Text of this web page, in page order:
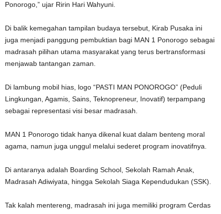
Ponorogo,” ujar Ririn Hari Wahyuni.
Di balik kemegahan tampilan budaya tersebut, Kirab Pusaka ini
juga menjadi panggung pembuktian bagi MAN 1 Ponorogo sebagai
madrasah pilihan utama masyarakat yang terus bertransformasi
menjawab tantangan zaman.
Di lambung mobil hias, logo “PASTI MAN PONOROGO” (Peduli
Lingkungan, Agamis, Sains, Teknopreneur, Inovatif) terpampang
sebagai representasi visi besar madrasah.
MAN 1 Ponorogo tidak hanya dikenal kuat dalam benteng moral
agama, namun juga unggul melalui sederet program inovatifnya.
Di antaranya adalah Boarding School, Sekolah Ramah Anak,
Madrasah Adiwiyata, hingga Sekolah Siaga Kependudukan (SSK).
Tak kalah mentereng, madrasah ini juga memiliki program Cerdas